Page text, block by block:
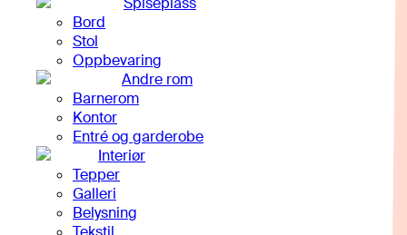
Bord
Stol
Oppbevaring
Andre rom
Barnerom
Kontor
Entré og garderobe
Interiør
Tepper
Galleri
Belysning